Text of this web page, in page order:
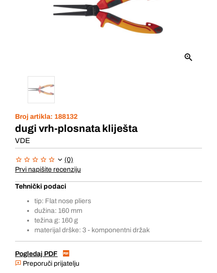
Broj artikla: 188132
dugi vrh-plosnata kliješta
VDE
(0)
Prvi napišite recenziju
Tehnički podaci
tip: Flat nose pliers
dužina: 160 mm
težina g: 160 g
materijal drške: 3 - komponentni držak
Pogledaj PDF
Preporuči prijatelju